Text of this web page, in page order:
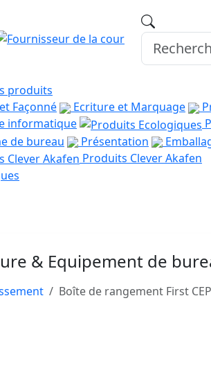
produits
Façonné
Ecriture et Marquage
informatique
de bureau
Présentation
Produits Clever Akafen
& Equipement de
Boîte de rangement First CEP